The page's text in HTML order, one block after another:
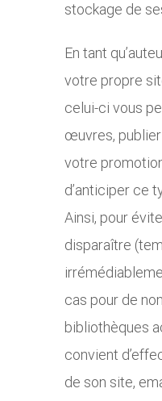
stockage de
En tant
votre propre
celui-ci vous
œuvres,
votre
d’anticiper ce
Ainsi, pour
disparaître
cas pour de
bibliothèques
convient
de son site,